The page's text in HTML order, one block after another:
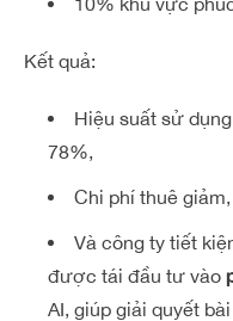
Kết quả:
Hiệu suất sử
78%,
Chi phí thuê giảm,
Và công ty tiết
được tái đầu tư vào
AI, giúp giải quyết